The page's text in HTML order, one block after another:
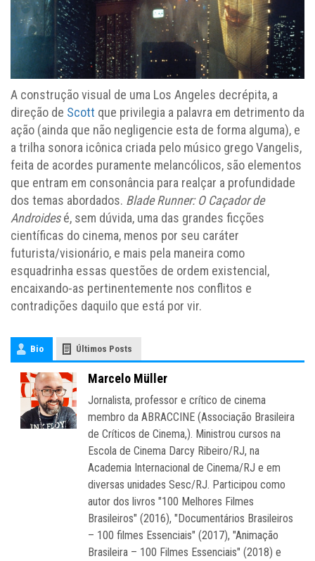
A construção visual de uma Los Angeles decrépita, a
direção de Scott que privilegia a palavra em detrimento da
ação (ainda que não negligencie esta de forma alguma), e
a trilha sonora icônica criada pelo músico grego Vangelis,
feita de acordes puramente melancólicos, são elementos
que entram em consonância para realçar a profundidade
dos temas abordados. Blade Runner: O Caçador de
Androidesé, sem dúvida, uma das grandes ficções
científicas do cinema, menos por seu caráter
futurista/visionário, e mais pela maneira como
esquadrinha essas questões de ordem existencial,
encaixando-as pertinentemente nos conflitos e
contradições daquilo que está por vir.
Bio Últimos Posts
Marcelo Müller
Jornalista, professor e crítico de cinema
membro da ABRACCINE (Associação Brasileira
de Críticos de Cinema,). Ministrou cursos na
Escola de Cinema Darcy Ribeiro/RJ, na
Academia Internacional de Cinema/RJ e em
diversas unidades Sesc/RJ. Participou como
autor dos livros "100 Melhores Filmes
Brasileiros" (2016), "Documentários Brasileiros
– 100 filmes Essenciais" (2017), "Animação
Brasileira – 100 Filmes Essenciais" (2018) e